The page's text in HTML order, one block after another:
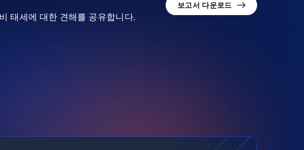
태세에 대한 견해를 공유합니다.
보고서 다운로드